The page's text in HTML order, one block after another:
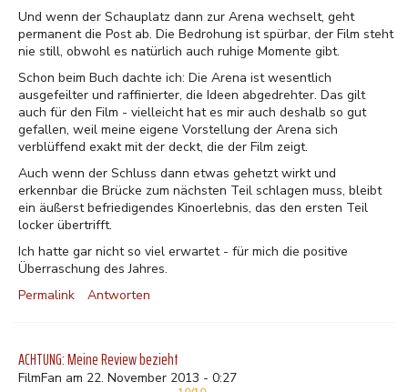
Und wenn der Schauplatz dann zur Arena wechselt, geht
permanent die Post ab. Die Bedrohung ist spürbar, der Film steht
nie still, obwohl es natürlich auch ruhige Momente gibt.
Schon beim Buch dachte ich: Die Arena ist wesentlich
ausgefeilter und raffinierter, die Ideen abgedrehter. Das gilt
auch für den Film - vielleicht hat es mir auch deshalb so gut
gefallen, weil meine eigene Vorstellung der Arena sich
verblüffend exakt mit der deckt, die der Film zeigt.
Auch wenn der Schluss dann etwas gehetzt wirkt und
erkennbar die Brücke zum nächsten Teil schlagen muss, bleibt
ein äußerst befriedigendes Kinoerlebnis, das den ersten Teil
locker übertrifft.
Ich hatte gar nicht so viel erwartet - für mich die positive
Überraschung des Jahres.
Permalink
Antworten
ACHTUNG: Meine Review bezieht
FilmFan am 22. November 2013 - 0:27